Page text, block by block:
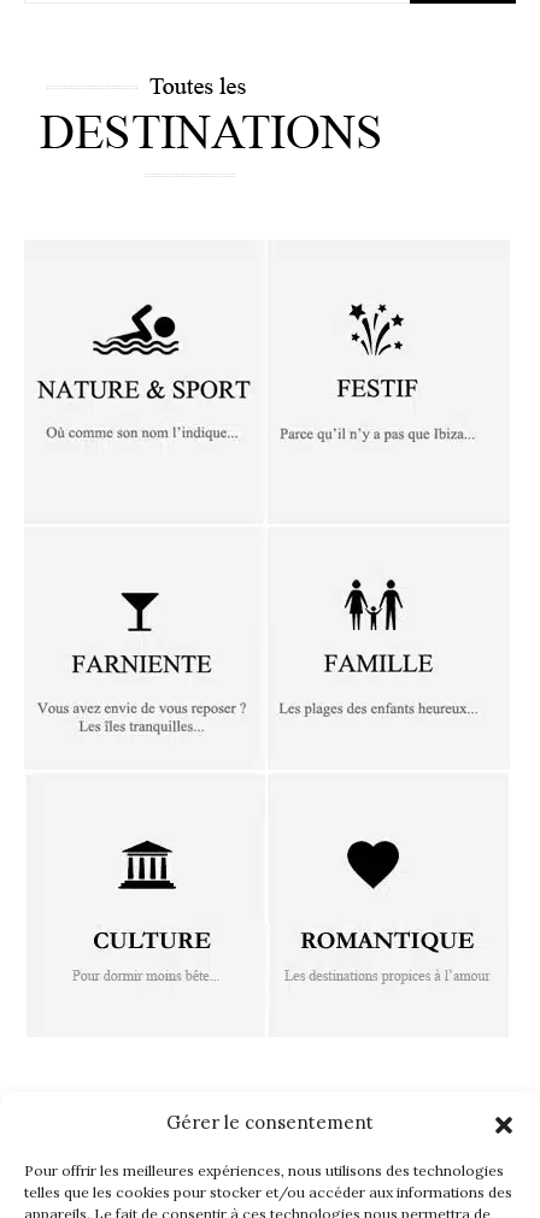
Gérer le consentement
Pour offrir les meilleures expériences, nous utilisons des technologies
telles que les cookies pour stocker et/ou accéder aux informations des
appareils. Le fait de consentir à ces technologies nous permettra de